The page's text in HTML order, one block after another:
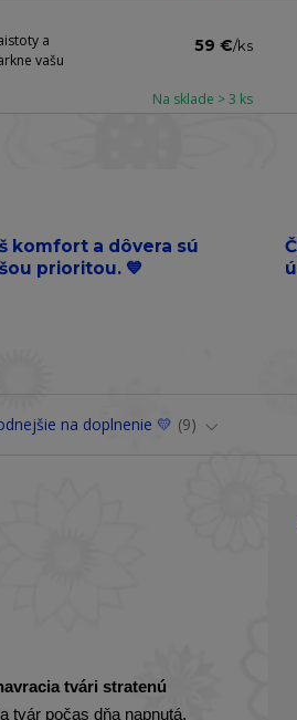
a
vašu
59 €/ks
Na sklade > 3 ks
komfort a dôvera sú
prioritou. 💙
na doplnenie 💛 9
tvári stratenú
tvár počas dňa napnutá,